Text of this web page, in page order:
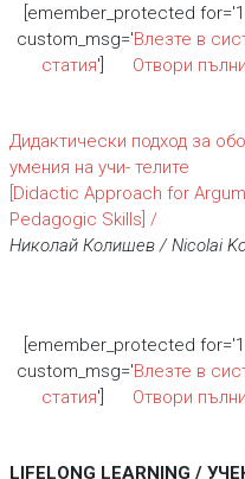
[emember_protected
custom_msg='Влезте в
статия'] Отвори
Дидактически подход за
умения на учи- телите
[Didactic Approach for
Pedagogic Skills] /
Николай Колишев / Nicolai
[emember_protected
custom_msg='Влезте в
статия'] Отвори
LIFELONG LEARNING /